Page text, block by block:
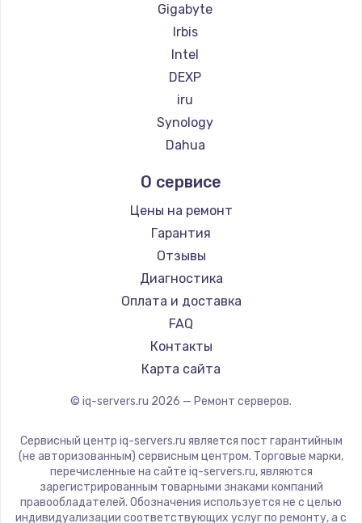
Замена материнской платы
Заказать
Gigabyte
Irbis
Intel
DEXP
iru
Synology
Dahua
О сервисе
Цены на ремонт
Гарантия
Отзывы
Диагностика
Оплата и доставка
FAQ
Контакты
Карта сайта
© iq-servers.ru 2026 — Ремонт серверов.
Сервисный центр iq-servers.ru является пост гарантийным
(не авторизованным) сервисным центром. Торговые марки,
перечисленные на сайте iq-servers.ru, являются
зарегистрированным товарными знаками компаний
правообладателей. Обозначения используется не с целью
индивидуализации соответствующих услуг по ремонту, а с